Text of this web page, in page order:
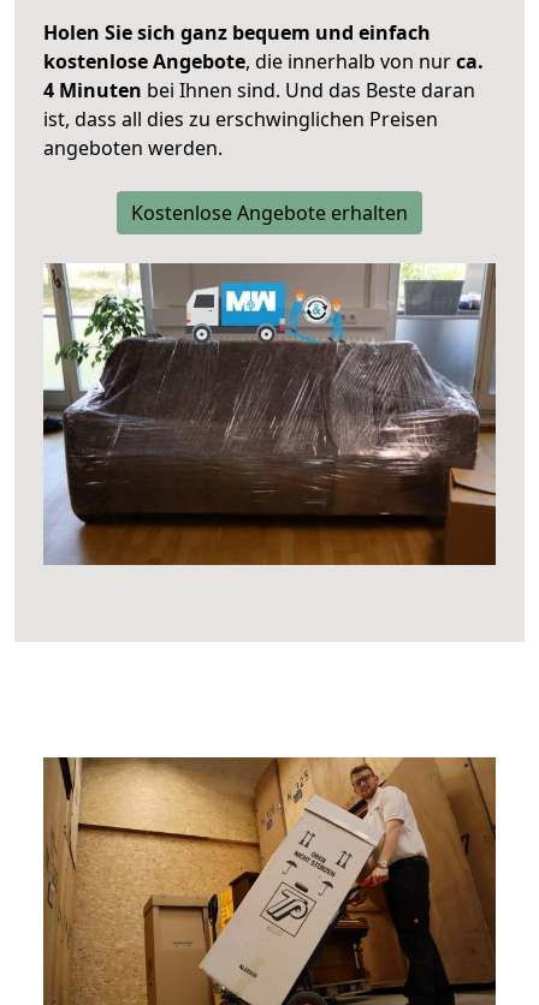
Holen Sie sich ganz bequem und einfach
kostenlose Angebote, die innerhalb von nurca.
4 Minuten bei Ihnen sind. Und das Beste daran
ist, dass all dies zu erschwinglichen Preisen
angeboten werden.
Kostenlose Angebote erhalten